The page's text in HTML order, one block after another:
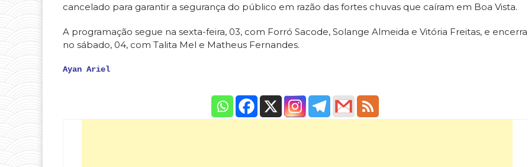
cancelado para garantir a segurança do público em razão das fortes chuvas que caíram em Boa Vista.
A programação segue na sexta-feira, 03, com Forró Sacode, Solange Almeida e Vitória Freitas, e encerra
no sábado, 04, com Talita Mel e Matheus Fernandes.
Ayan Ariel